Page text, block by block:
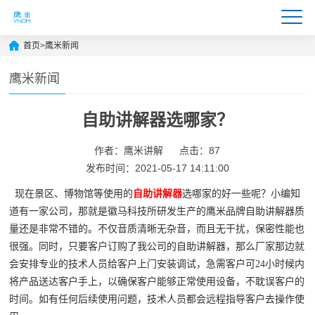
首页>鹰米新闻
鹰米新闻
自助讲解器选哪家？
作者：鹰米讲解
点击：87
发布时间：2021-05-17 14:11:00
现在景区、博物馆等使用的 自助讲解器选哪家的好一些呢？小编知
道有一家公司，那就是徽马科技所研发生产的鹰米品牌自助讲解器质
量还是非常不错的。不仅音质清晰无杂音，而且无干扰，保密性能也
很强。同时，只要客户订购了我公司的自助讲解器，那么厂家那边就
会安排专业的技术人员给客户上门安装调试，急需客户可24小时候内
将产品送达客户手上，以确保客户能够正常使用设备，不耽误客户的
时间。如有任何后续使用问题，技术人员都会远程指导客户去操作使